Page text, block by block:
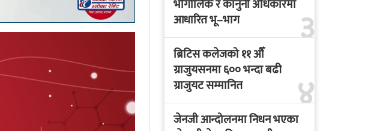
३
भौगोलिक र कानुनी अधिकारमा
आधारित भू–भाग
४
ब्रिटिस कलेजको ११ औँ
ग्राजुयसनमा ६०० भन्दा बढी
ग्राजुयट सम्मानित
जेनजी आन्दोलनमा निधन भएका